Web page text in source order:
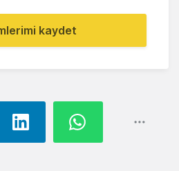
kaydet